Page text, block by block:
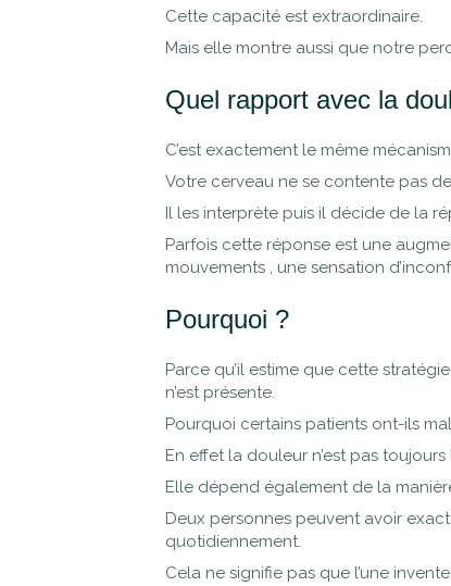
Cette capacité est extraordinaire.
Mais elle montre aussi que notre
Quel rapport avec la
C’est exactement le même
Votre cerveau ne se contente pas
Il les interprète puis il décide de la
Parfois cette réponse est une
mouvements , une sensation
Pourquoi ?
Parce qu’il estime que cette
n’est présente.
Pourquoi certains patients ont-ils
En effet la douleur n’est pas toujours
Elle dépend également de la
Deux personnes peuvent avoir
quotidiennement.
Cela ne signifie pas que l’une